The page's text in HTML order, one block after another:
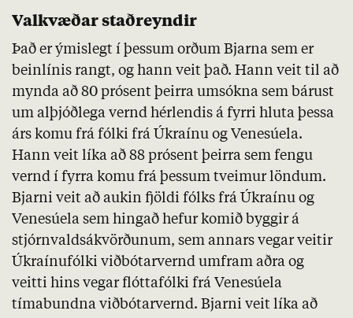
Valkvæðar staðreyndir
Það er ýmislegt í þessum orðum Bjarna sem er
beinlínis rangt, og hann veit það. Hann veit til að
mynda að 80 prósent þeirra umsókna sem bárust
um alþjóðlega vernd hérlendis á fyrri hluta þessa
árs komu frá fólki frá Úkraínu og Venesúela.
Hann veit líka að 88 prósent þeirra sem fengu
vernd í fyrra komu frá þessum tveimur löndum.
Bjarni veit að aukin fjöldi fólks frá Úkraínu og
Venesúela sem hingað hefur komið byggir á
stjórnvaldsákvörðunum, sem annars vegar veitir
Úkraínufólki viðbótarvernd umfram aðra og
veitti hins vegar flóttafólki frá Venesúela
tímabundna viðbótarvernd. Bjarni veit líka að